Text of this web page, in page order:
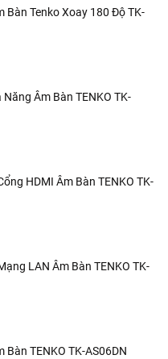
Bàn Tenko Xoay 180 Độ TK-
Âm Bàn TENKO TK-
HDMI Âm Bàn TENKO TK-
LAN Âm Bàn TENKO TK-
Bàn TENKO TK-AS06DN